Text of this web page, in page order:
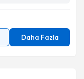
Daha Fazla